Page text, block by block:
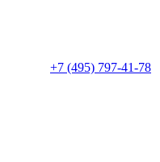
+7 (495) 797-41-78